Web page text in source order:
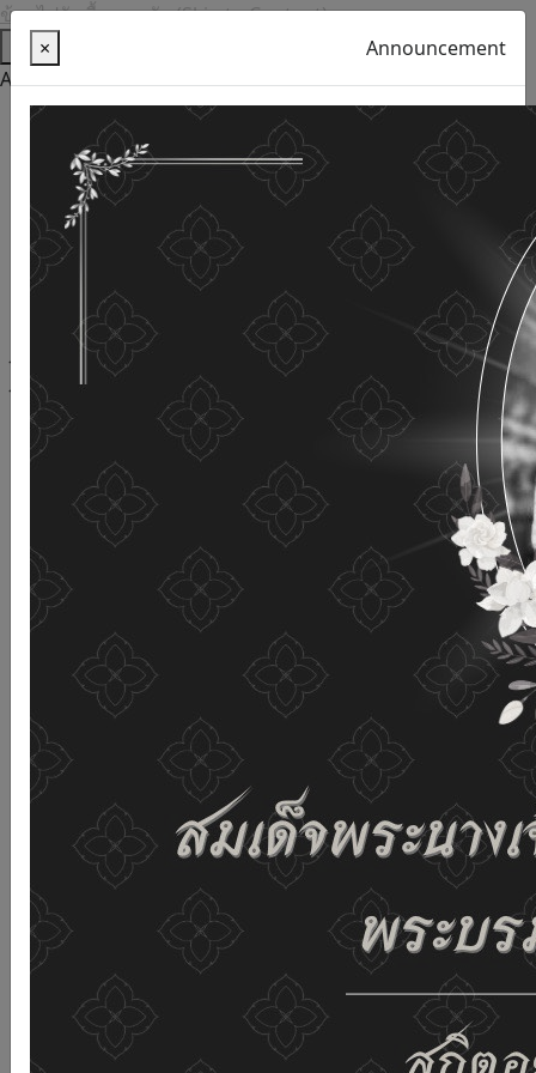
ข้ามไปยังเนื้อหาหลัก (Skip to Content)
Help
Accessibility Tools
Thai language
English
Increase the font size
Reduce font size
Normal font size
High Definition
Negative sharpness
Normal Definition
Open and read with voice
Turn off voice reading
Site map
This website uses cookies (Cookies)
The Department of Older Persons Affairs
values ​​your
personal information for the purpose of developing
and improving the website. If you use this website
without changing any settings it means that you agree
to receive cookies on the website and our privacy
policy.
See details Accept all
02-659-6811 saraban@dop.mail.go.th
Change display settings
CCC
× Announcement